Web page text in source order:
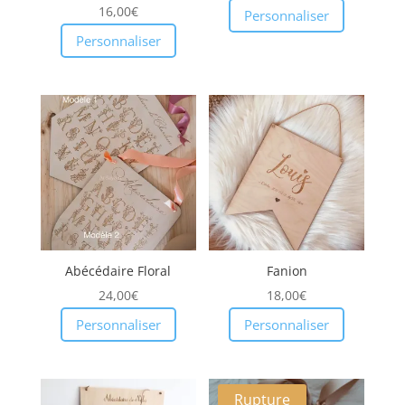
5.00
sur 5
16,00€
Personnaliser
Personnaliser
Abécédaire Floral
24,00€
Personnaliser
Fanion
18,00€
Personnaliser
Rupture